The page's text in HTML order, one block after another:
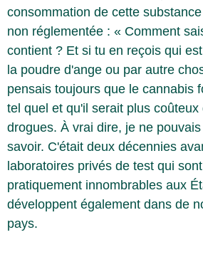
consommation de cette
non réglementée : « Comment
contient ? Et si tu en reçois qui
la poudre d'ange ou par autre
pensais toujours que le cannabis
tel quel et qu'il serait plus
drogues. À vrai dire, je ne
savoir. C'était deux décennies
laboratoires privés de test qui
pratiquement innombrables aux
développent également dans de
pays.